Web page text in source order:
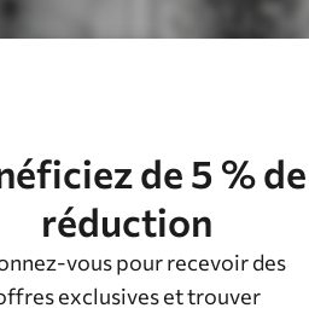
de 5 % de
réduction
vous pour recevoir des
exclusives et trouver
blanc